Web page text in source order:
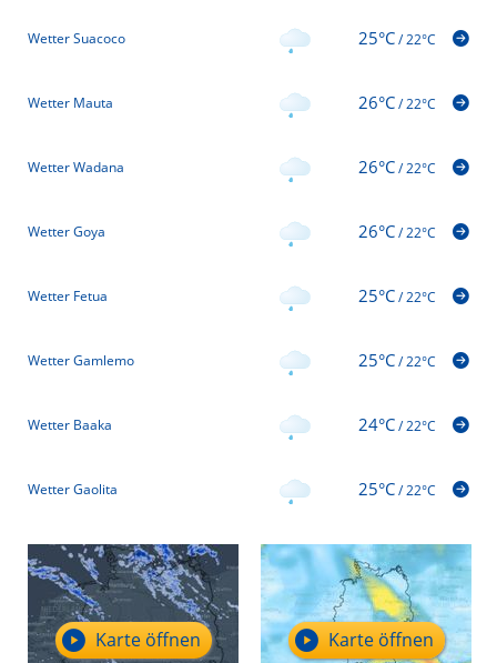
Wetter Suacoco 25°C/22°C
Wetter Mauta 26°C/22°C
Wetter Wadana 26°C/22°C
Wetter Goya 26°C/22°C
Wetter Fetua 25°C/22°C
Wetter Gamlemo 25°C/22°C
Wetter Baaka 24°C/22°C
Wetter Gaolita 25°C/22°C
Karte öffnen Karte öffnen